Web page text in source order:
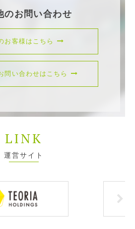
のお問い合わせ
お客様はこちら
問い合わせはこちら
LINK
運営サイト